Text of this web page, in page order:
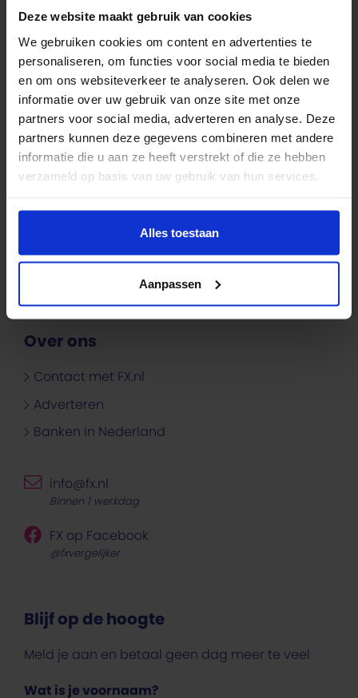
Deze website maakt gebruik van cookies
We gebruiken cookies om content en advertenties te
personaliseren, om functies voor social media te bieden
en om ons websiteverkeer te analyseren. Ook delen we
informatie over uw gebruik van onze site met onze
partners voor social media, adverteren en analyse. Deze
partners kunnen deze gegevens combineren met andere
informatie die u aan ze heeft verstrekt of die ze hebben
verzameld op basis van uw gebruik van hun services.
Alles toestaan
Aanpassen
Actuele hypotheekrente Robuust Hypotheken
(06/08/26).
Variabel 3.68%
1 jaar3.96%
5 jaar 4.02%
10 jaar 4.11%
20 jaar4.47%
30 jaar 4.61%
Over ons
Contact met FX.nl
Adverteren
Banken in Nederland
Blijf op de hoogte
Meld je aan en betaal geen dag meer te veel
Wat is je voornaam?
info@fx.nl
Binnen 1 werkdag
FX op Facebook
@fxvergelijker